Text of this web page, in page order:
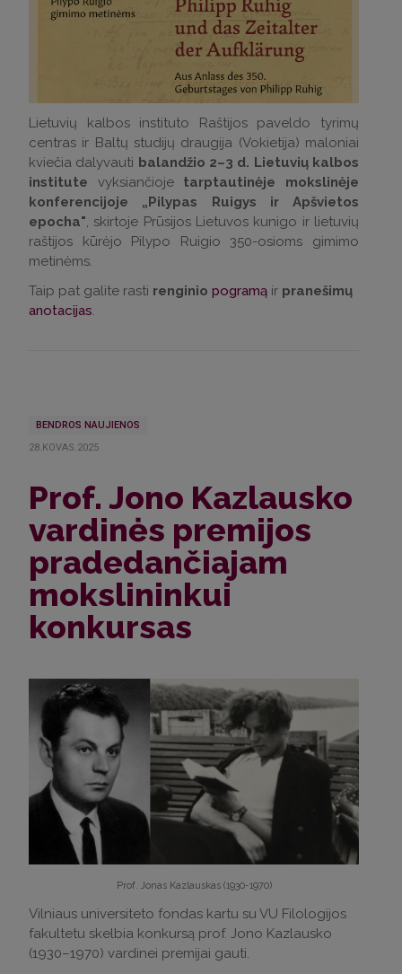
Lietuvių kalbos instituto Raštijos paveldo tyrimų
centras ir Baltų studijų draugija (Vokietija) maloniai
kviečia dalyvauti balandžio 2–3 d. Lietuvių kalbos
institute vyksiančioje tarptautinėje mokslinėje
konferencijoje „Pilypas Ruigys ir Apšvietos
epocha", skirtoje Prūsijos Lietuvos kunigo ir lietuvių
raštijos kūrėjo Pilypo Ruigio 350-osioms gimimo
metinėms.
Taip pat galite rasti renginio pogramą ir pranešimų
anotacijas.
BENDROS NAUJIENOS
28.KOVAS.2025
Prof. Jono Kazlausko
vardinės premijos
pradedančiajam
mokslininkui
konkursas
Prof. Jonas Kazlauskas (1930-1970)
Vilniaus universiteto fondas kartu su VU Filologijos
fakultetu skelbia konkursą prof. Jono Kazlausko
(1930–1970) vardinei premijai gauti.